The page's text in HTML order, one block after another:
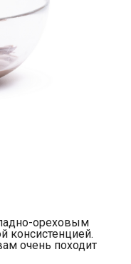
ореховым
консистенцией.
очень походит